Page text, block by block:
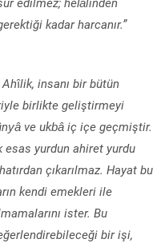
kadar harcanır.”
îlik, insanı bir bütün
birlikte geliştirmeyi
ve ukbâ iç içe geçmiştir.
esas yurdun ahiret yurdu
çıkarılmaz. Hayat bu
kendi emekleri ile
ister. Bu
bir işi,